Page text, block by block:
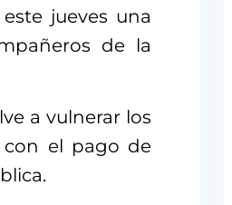
jueves una
de la
a vulnerar los
con el pago de